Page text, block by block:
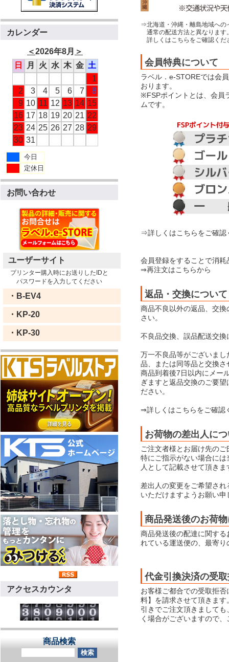
カレンダー
＜2026年8月 ＞
日
月 火 水 木 金 土
1
2
3 4 5 6 7
8
9 10 11 12 13 14 15
16 17 18 19 20 21 22
23 24 25 26 27 28 29
30 31
今日
定休日
お問い合わせ
ユーザーサイト
プリンター購入時にお送りしたIDと
パスワードを入力してください
・B-EV4
・KP-20
・KP-30
アクセスカウンタ
商品検索
⇒北海道・沖縄・離島地域への
通常の配送方法と異なります
詳しくはこちらをご確認くだ
会員特典について
ラベル．e-STOREでは会
おります。
※FSPポイントとは、会員
ムです。
⇒詳しくはこちらをご確認
会員登録をすることで消
⇒再注文はこちらから
返品・交換について
商品不良以外の返品、交
さい。
不良品交換、誤品配送交
万一不良品等がございま
品、または同等品と交換
商品到着後7日以内にメー
ぎますと返品交換のご要
ださい。
⇒詳しくはこちらをご確認
お荷物の差出人に
ご注文者様とお届け先の
特にご指示がない場合に
人として記載させて頂きま
差出人の変更をご希望さ
いただけますようお願い申
商品発送後のお荷
商品発送後の配達に関す
れている運送便の、最寄
代金引換決済の受
お客様ご都合での受取拒
料】を請求させて頂きま
引きでご注文頂きまして
く場合がございますので